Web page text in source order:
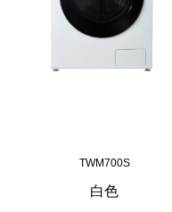
TWM700S
白色